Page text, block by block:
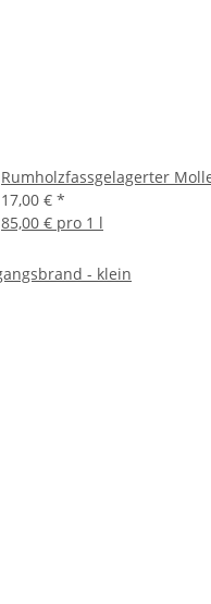
Rumholzfassgelagerter
17,00 € *
85,00 € pro 1 l